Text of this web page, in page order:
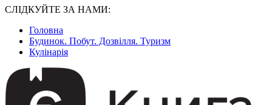
СЛІДКУЙТЕ ЗА НАМИ:
Головна
Будинок. Побут. Дозвілля. Туризм
Кулінарія